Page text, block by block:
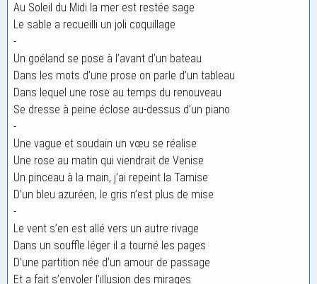
Au Soleil du Midi la mer est restée sage
Le sable a recueilli un joli coquillage
-
Un goéland se pose à l’avant d’un bateau
Dans les mots d’une prose on parle d’un tableau
Dans lequel une rose au temps du renouveau
Se dresse à peine éclose au-dessus d’un piano
-
Une vague et soudain un vœu se réalise
Une rose au matin qui viendrait de Venise
Un pinceau à la main, j’ai repeint la Tamise
D’un bleu azuréen, le gris n’est plus de mise
-
Le vent s’en est allé vers un autre rivage
Dans un souffle léger il a tourné les pages
D’une partition née d’un amour de passage
Et a fait s’envoler l’illusion des mirages